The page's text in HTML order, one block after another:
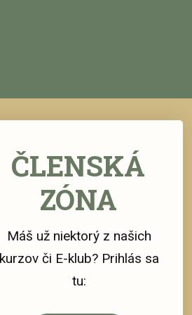
ČLENSKÁ
ZÓNA
Máš už niektorý z našich
či E-klub? Prihlás sa
tu: